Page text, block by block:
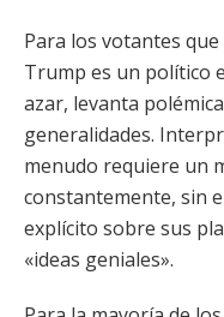
Para los votantes
Trump es un político
azar, levanta
generalidades.
menudo requiere un
constantemente, sin
explícito sobre sus
«ideas geniales».